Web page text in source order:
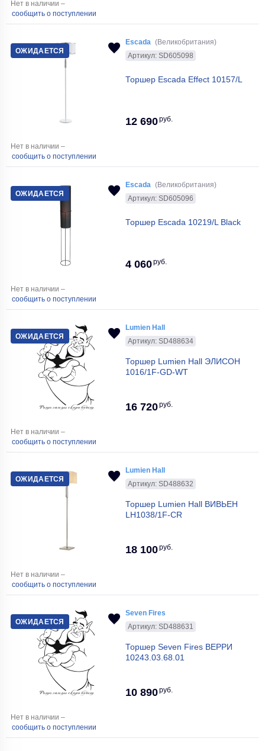
Нет в наличии –
сообщить о поступлении
ОЖИДАЕТСЯ
Escada (Великобритания)
Артикул: SD605098
Торшер Escada Effect 10157/L
12 690руб.
Нет в наличии –
сообщить о поступлении
ОЖИДАЕТСЯ
Escada (Великобритания)
Артикул: SD605096
Торшер Escada 10219/L Black
4 060руб.
Нет в наличии –
сообщить о поступлении
ОЖИДАЕТСЯ
Lumien Hall
Артикул: SD488634
Торшер Lumien Hall ЭЛИСОН
1016/1F-GD-WT
16 720руб.
Нет в наличии –
сообщить о поступлении
ОЖИДАЕТСЯ
Lumien Hall
Артикул: SD488632
Торшер Lumien Hall ВИВЬЕН
LH1038/1F-CR
18 100руб.
Нет в наличии –
сообщить о поступлении
ОЖИДАЕТСЯ
Seven Fires
Артикул: SD488631
Торшер Seven Fires ВЕРРИ
10243.03.68.01
10 890руб.
Нет в наличии –
сообщить о поступлении